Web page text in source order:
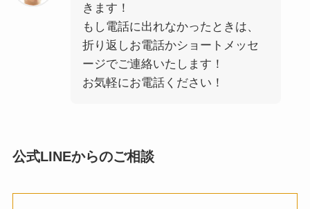
きます！
もし電話に出れなかったときは、
折り返しお電話かショートメッセ
ージでご連絡いたします！
お気軽にお電話ください！
公式LINEからのご相談